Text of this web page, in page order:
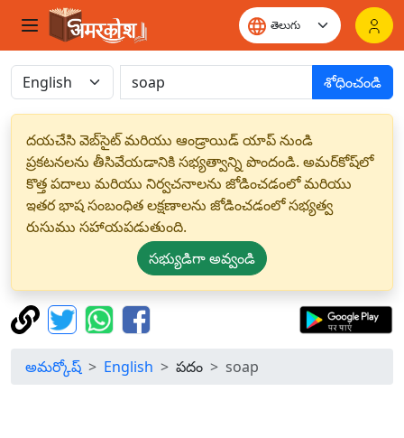
శోధించండి
దయచేసి వెబ్‌సైట్ మరియు ఆండ్రాయిడ్ యాప్ నుండి
ప్రకటనలను తీసివేయడానికి సభ్యత్వాన్ని పొందండి. అమర్‌కోష్‌లో
కొత్త పదాలు మరియు నిర్వచనాలను జోడించడంలో మరియు
ఇతర భాష సంబంధిత లక్షణాలను జోడించడంలో సభ్యత్వ
రుసుము సహాయపడుతుంది.
సభ్యుడిగా అవ్వండి
అమర్కోష్ English పదం soap